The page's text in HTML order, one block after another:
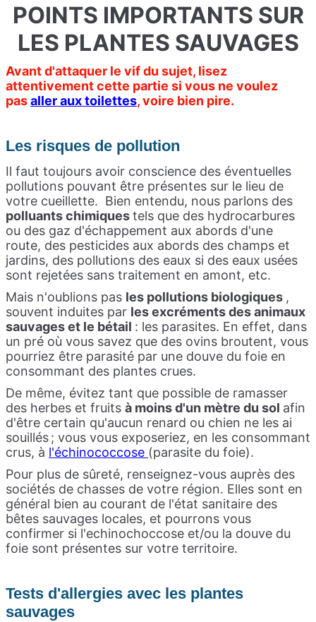
POINTS IMPORTANTS SUR
LES PLANTES SAUVAGES
Avant d'attaquer le vif du sujet, lisez
attentivement cette partie si vous ne voulez
pasaller aux toilettes, voire bien pire.
Les risques de pollution
Il faut toujours avoir conscience des éventuelles
pollutions pouvant être présentes sur le lieu de
votre cueillette. Bien entendu, nous parlons des
polluants chimiquestels que des hydrocarbures
ou des gaz d'échappement aux abords d'une
route, des pesticides aux abords des champs et
jardins, des pollutions des eaux si des eaux usées
sont rejetées sans traitement en amont, etc.
Mais n'oublions pas les pollutions biologiques ,
souvent induites par les excréments des animaux
sauvages et le bétail : les parasites. En effet, dans
un pré où vous savez que des ovins broutent, vous
pourriez être parasité par une douve du foie en
consommant des plantes crues.
De même, évitez tant que possible de ramasser
des herbes et fruits à moins d'un mètre du sol afin
d'être certain qu'aucun renard ou chien ne les ai
souillés ; vous vous exposeriez, en les consommant
crus, à l'échinococcose (parasite du foie).
Pour plus de sûreté, renseignez-vous auprès des
sociétés de chasses de votre région. Elles sont en
général bien au courant de l'état sanitaire des
bêtes sauvages locales, et pourrons vous
confirmer si l'echinochoccose et/ou la douve du
foie sont présentes sur votre territoire.
Tests d'allergies avec les plantes
sauvages